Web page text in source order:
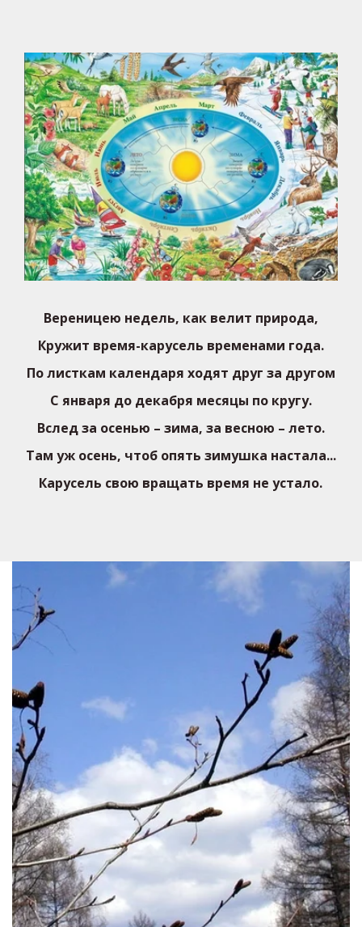
Вереницею недель, как велит природа,
Кружит время-карусель временами года.
По листкам календаря ходят друг за другом
С января до декабря месяцы по кругу.
Вслед за осенью – зима, за весною – лето.
Там уж осень, чтоб опять зимушка настала...
Карусель свою вращать время не устало.